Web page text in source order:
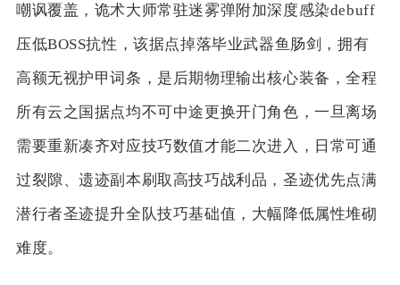
嘲讽覆盖，诡术大师常驻迷雾弹附加深度感染debuff
压低BOSS抗性，该据点掉落毕业武器鱼肠剑，拥有
高额无视护甲词条，是后期物理输出核心装备，全程
所有云之国据点均不可中途更换开门角色，一旦离场
需要重新凑齐对应技巧数值才能二次进入，日常可通
过裂隙、遗迹副本刷取高技巧战利品，圣迹优先点满
潜行者圣迹提升全队技巧基础值，大幅降低属性堆砌
难度。